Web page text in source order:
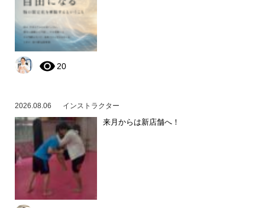
20
2026.08.06 インストラクター
来月からは新店舗へ！